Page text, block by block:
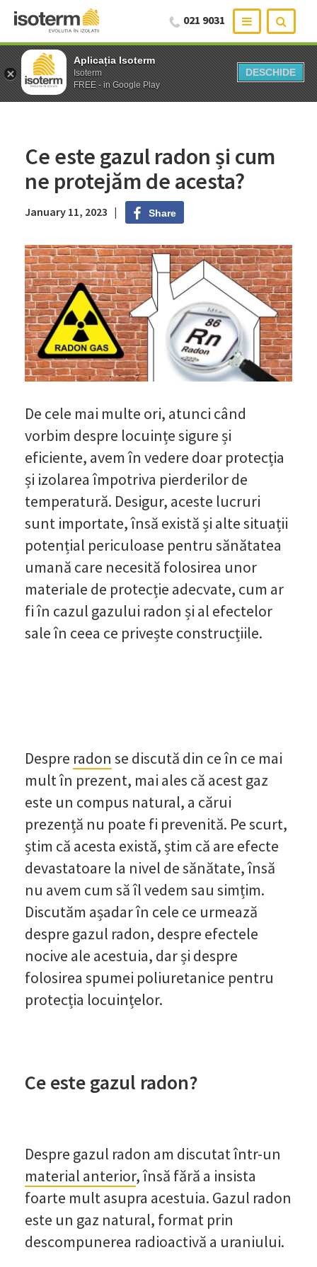
Aplicația Isoterm
Isoterm
FREE - in Google Play
DESCHIDE
Aplicația Isoterm
Isoterm
FREE - in Google Play
DESCHIDE
021 9031
Ce este gazul radon și cum
ne protejăm de acesta?
January 11, 2023 | Share
De cele mai multe ori, atunci când
vorbim despre locuințe sigure și
eficiente, avem în vedere doar protecția
și izolarea împotriva pierderilor de
temperatură. Desigur, aceste lucruri
sunt importate, însă există și alte situații
potențial periculoase pentru sănătatea
umană care necesită folosirea unor
materiale de protecție adecvate, cum ar
fi în cazul gazului radon și al efectelor
sale în ceea ce privește construcțiile.
Despre radon se discută din ce în ce mai
mult în prezent, mai ales că acest gaz
este un compus natural, a cărui
prezență nu poate fi prevenită. Pe scurt,
știm că acesta există, știm că are efecte
devastatoare la nivel de sănătate, însă
nu avem cum să îl vedem sau simțim.
Discutăm așadar în cele ce urmează
despre gazul radon, despre efectele
nocive ale acestuia, dar și despre
folosirea spumei poliuretanice pentru
protecția locuințelor.
Ce este gazul radon?
Despre gazul radon am discutat într-un
material anterior, însă fără a insista
foarte mult asupra acestuia. Gazul radon
este un gaz natural, format prin
descompunerea radioactivă a uraniului.